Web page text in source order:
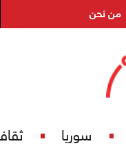
من نحن
سوريا